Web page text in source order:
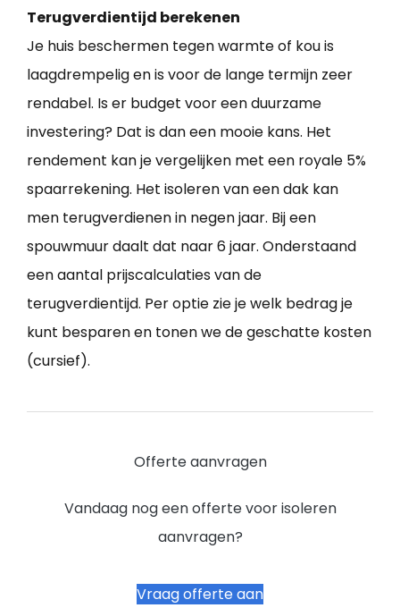
Terugverdientijd berekenen
Je huis beschermen tegen warmte of kou is
laagdrempelig en is voor de lange termijn zeer
rendabel. Is er budget voor een duurzame
investering? Dat is dan een mooie kans. Het
rendement kan je vergelijken met een royale 5%
spaarrekening. Het isoleren van een dak kan
men terugverdienen in negen jaar. Bij een
spouwmuur daalt dat naar 6 jaar. Onderstaand
een aantal prijscalculaties van de
terugverdientijd. Per optie zie je welk bedrag je
kunt besparen en tonen we de geschatte kosten
(cursief).
Offerte aanvragen
Vandaag nog een offerte voor isoleren
aanvragen?
Vraag offerte aan